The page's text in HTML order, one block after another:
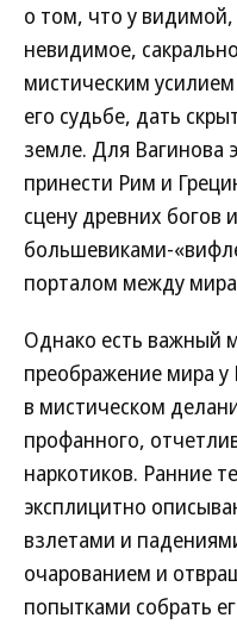
о том, что у
невидимое,
мистическим
его судьбе, дать
земле. Для Вагинова
принести Рим и
сцену древних богов
большевиками-
порталом между
Однако есть важный
преображение мира у
в мистическом
профанного,
наркотиков. Ранние
эксплицитно
взлетами и
очарованием и
попытками собрать